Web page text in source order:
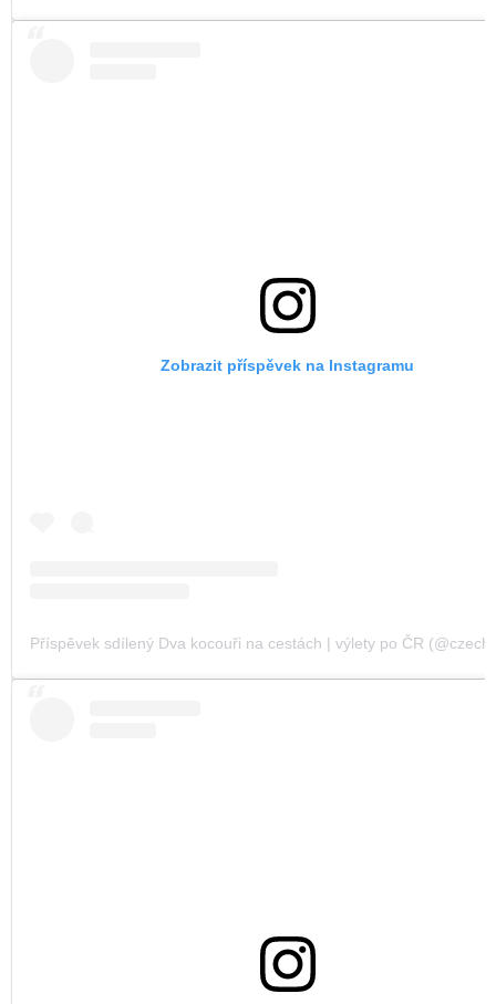
Zobrazit příspěvek na Instagramu
Příspěvek sdílený Dva kocouři na cestách | výlety po ČR